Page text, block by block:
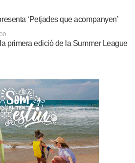
‘Petjades que acompanyen’
primera edició de la Summer League